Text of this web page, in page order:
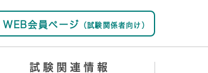
WEB会員ページ （試験関係者向け）
試験関連情報